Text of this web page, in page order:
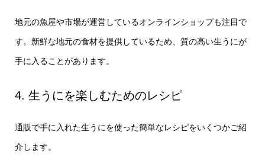
地元の魚屋や市場が運営しているオンラインショップも注目で
す。新鮮な地元の食材を提供しているため、質の高い生うにが
手に入ることがあります。
4. 生うにを楽しむためのレシピ
通販で手に入れた生うにを使った簡単なレシピをいくつかご紹
介します。